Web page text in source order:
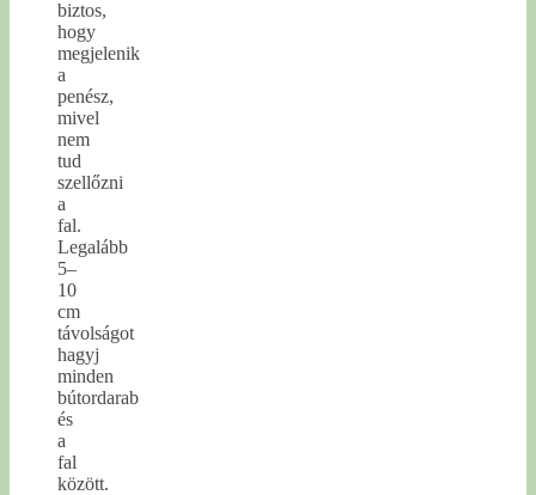
biztos,
hogy
megjelenik
a
penész,
mivel
nem
tud
szellőzni
a
fal.
Legalább
5–
10
cm
távolságot
hagyj
minden
bútordarab
és
a
fal
között.